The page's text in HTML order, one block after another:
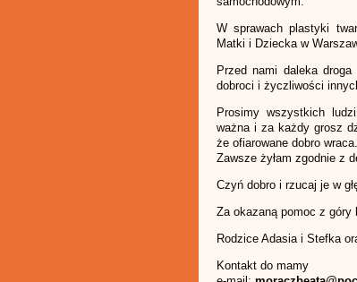
W sprawach plastyki
Matki i Dziecka w
Przed nami daleka
dobroci i życzliwości
Prosimy wszystkich
ważna i za każdy grosz
że ofiarowane dobro wraca.
Zawsze żyłam zgodnie z
Czyń dobro i rzucaj je w
Za okazaną pomoc z góry
Rodzice Adasia i Stefka
Kontakt do mamy